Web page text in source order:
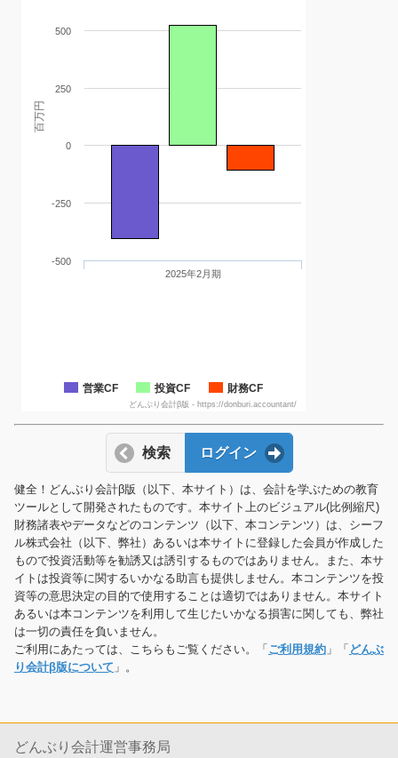
百万円
営業CF 投資CF 財務CF
2025年2月期
-500
-250
0
250
500
どんぶり会計β版 - https://donburi.accountant/
検索 ログイン
健全！どんぶり会計β版（以下、本サイト）は、会計を学ぶための教育
ツールとして開発されたものです。本サイト上のビジュアル(比例縮尺)
財務諸表やデータなどのコンテンツ（以下、本コンテンツ）は、シーフ
ル株式会社（以下、弊社）あるいは本サイトに登録した会員が作成した
もので投資活動等を勧誘又は誘引するものではありません。また、本サ
イトは投資等に関するいかなる助言も提供しません。本コンテンツを投
資等の意思決定の目的で使用することは適切ではありません。本サイト
あるいは本コンテンツを利用して生じたいかなる損害に関しても、弊社
は一切の責任を負いません。
ご利用にあたっては、こちらもご覧ください。「 ご利用規約 」「 どんぶ
り会計β版について 」。
どんぶり会計運営事務局